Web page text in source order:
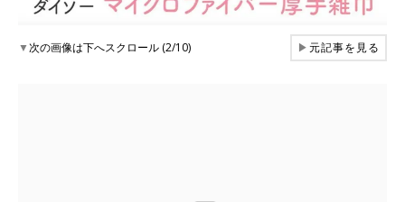
▼次の画像は下へスクロール (2/10) ▶元記事を見る